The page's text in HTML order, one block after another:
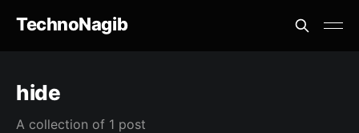
TechnoNagib
hide
A collection of 1 post